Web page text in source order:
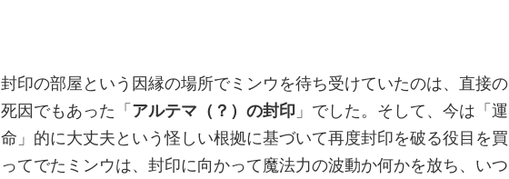
封印の部屋という因縁の場所でミンウを待ち受けていたのは、直接の
死因でもあった「 アルテマ（？）の封印 」でした。そして、今は「運
命」的に大丈夫という怪しい根拠に基づいて再度封印を破る役目を買
ってでたミンウは、封印に向かって魔法力の波動か何かを放ち、いつ